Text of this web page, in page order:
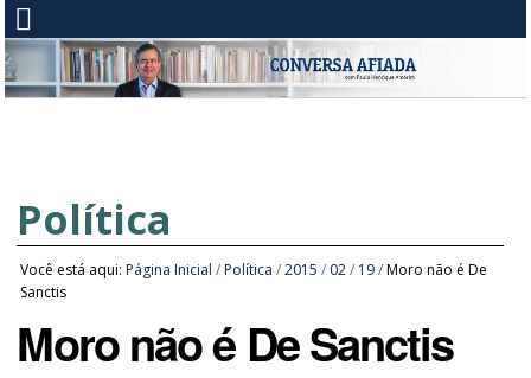
Política
Você está aqui: Página Inicial / Política /2015 / 02 / 19 /Moro não é De
Sanctis
Moro não é De Sanctis